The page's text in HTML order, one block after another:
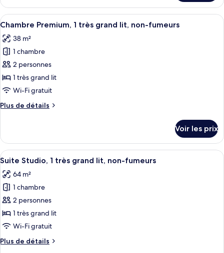
lits
doubles
le
type
de
Chambre,
2
lits
doubles
Afficher
toutes
les
photos
pour
ce
type
chambre :
très
grand
lit,
non-
fumeurs
Une chambre d’hôtel avec un grand
6
Chambre Premium, 1 très grand lit, non-fumeurs
38 m²
1 chambre
2 personnes
1 très grand lit
Wi-Fi gratuit
Plus de détails
Plus
le
type
de
Chambre
Premium,
très
grand
lit,
non-
fumeurs
Voir les prix
Afficher
toutes
les
photos
pour
ce
type
chambre :
Une chambre d’hôtel avec un
6
Suite Studio, 1 très grand lit, non-fumeurs
64 m²
1 chambre
2 personnes
1 très grand lit
Wi-Fi gratuit
Plus de détails
Plus